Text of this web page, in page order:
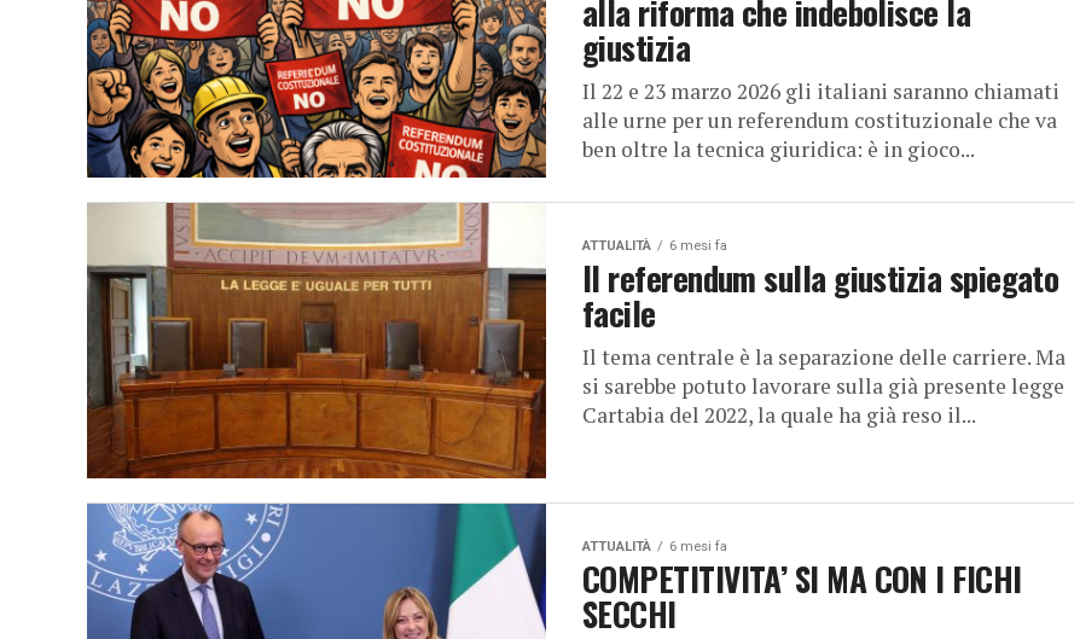
alla riforma che indebolisce la
giustizia
Il 22 e 23 marzo 2026 gli italiani saranno chiamati
alle urne per un referendum costituzionale che va
ben oltre la tecnica giuridica: è in gioco...
ATTUALITÀ 6 mesi fa
Il referendum sulla giustizia spiegato
facile
Il tema centrale è la separazione delle carriere. Ma
si sarebbe potuto lavorare sulla già presente legge
Cartabia del 2022, la quale ha già reso il...
ATTUALITÀ 6 mesi fa
COMPETITIVITA’ SI MA CON I FICHI
SECCHI